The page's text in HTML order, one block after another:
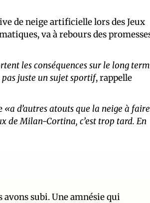
de neige artificielle lors des Jeux
va à rebours des
les conséquences sur le long
pas juste un sujet sportif, rappelle
«a d’autres atouts que la neige à faire
de Milan-Cortina, c’est trop tard. En
avons subi. Une amnésie qui